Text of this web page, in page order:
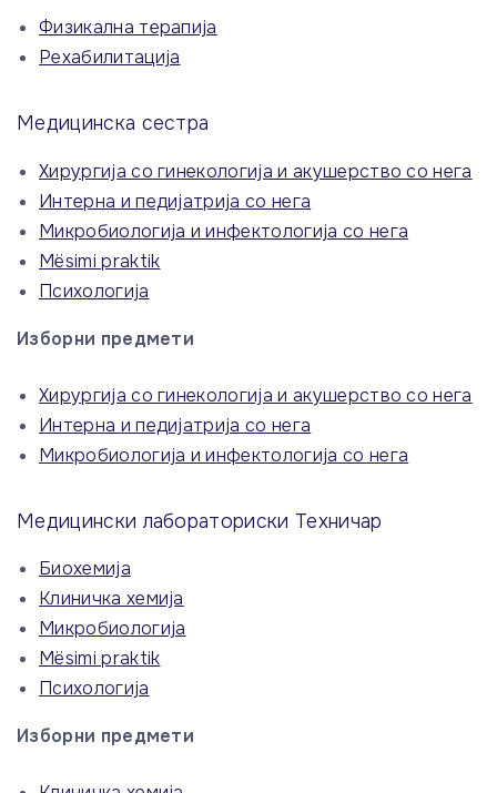
Физикална терапија
Рехабилитација
Медицинска сестра
Хирургија со гинекологија и акушерство со нега
Интерна и педијатрија со нега
Микробиологија и инфектологија со нега
Mësimi praktik
Психологија
Изборни предмети
Хирургија со гинекологија и акушерство со нега
Интерна и педијатрија со нега
Микробиологија и инфектологија со нега
Медицински лабораториски Техничар
Биохемија
Клиничка хемија
Микробиологија
Mësimi praktik
Психологија
Изборни предмети